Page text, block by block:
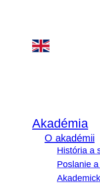
Akadémia
O akadémii
História a
Poslanie